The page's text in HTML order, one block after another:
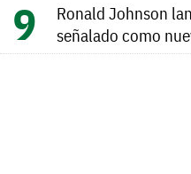
Ronald Johnson
señalado como